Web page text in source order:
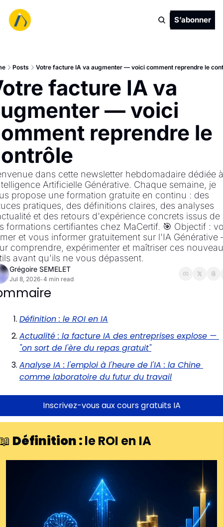
S’abonner
Posts Votre facture IA va augmenter — voici comment reprendre le
facture IA va
— voici
reprendre le
dans cette newsletter hebdomadaire dédiée à
Artificielle Générative. Chaque semaine, je
propose une formation gratuite en continu : des
pratiques, des définitions claires, des analyses
et des retours d'expérience concrets issus de
formations certifiantes chez MaCertif. 🎯 Objectif :
et vous informer gratuitement sur l'IA
comprendre, expérimenter et maîtriser ces
avant qu'ils ne vous dépassent.
Grégoire SEMELET
Jul 8, 2026•4 min read
Définition : le ROI en IA
Actualité : la facture IA des entreprises explose —
"on sort de l'ère du repas gratuit"
Analyse IA : l'emploi à l'heure de l'IA : la Chine
comme laboratoire du futur du travail
Inscrivez-vous aux cours gratuits IA
Définition : le ROI en IA